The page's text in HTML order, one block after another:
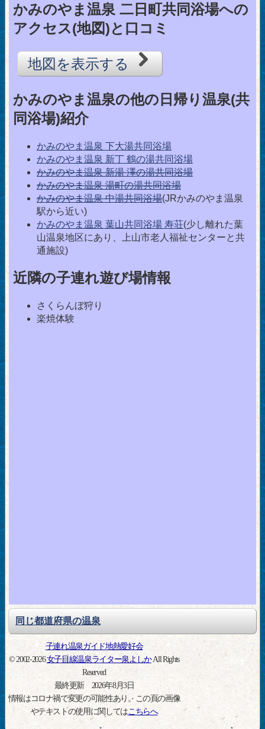
かみのやま温泉 二日町共同浴場への
アクセス(地図)と口コミ
地図を表示する
かみのやま温泉の他の日帰り温泉(共
同浴場)紹介
かみのやま温泉 下大湯共同浴場
かみのやま温泉 新丁 鶴の湯共同浴場
かみのやま温泉 新湯 澤の湯共同浴場
かみのやま温泉 湯町の湯共同浴場
かみのやま温泉 中湯共同浴場(JRかみのやま温泉
駅から近い)
かみのやま温泉 葉山共同浴場 寿荘(少し離れた葉
山温泉地区にあり、上山市老人福祉センターと共
通施設)
近隣の子連れ遊び場情報
さくらんぼ狩り
楽焼体験
同じ都道府県の温泉